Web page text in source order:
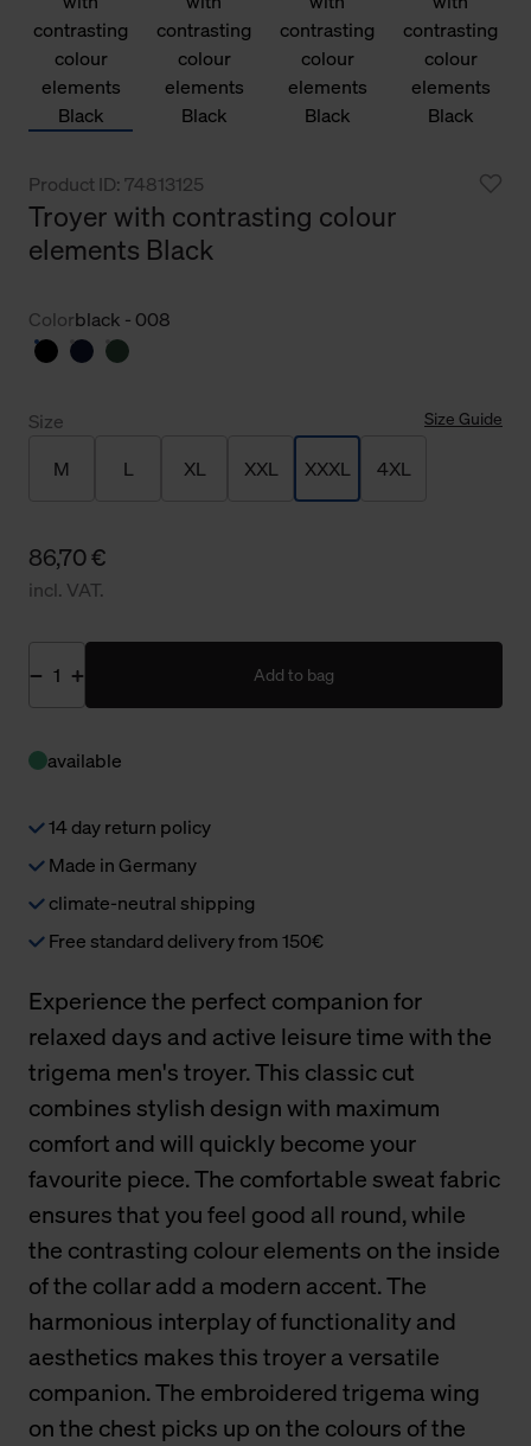
Product ID: 74813125
Troyer with contrasting colour
elements Black
Colorblack - 008
Size Size Guide
M L XL XXL XXXL 4XL
86,70 €
incl. VAT.
Add to bag
available
14 day return policy
Made in Germany
climate-neutral shipping
Free standard delivery from 150€
Experience the perfect companion for
relaxed days and active leisure time with the
trigema men's troyer. This classic cut
combines stylish design with maximum
comfort and will quickly become your
favourite piece. The comfortable sweat fabric
ensures that you feel good all round, while
the contrasting colour elements on the inside
of the collar add a modern accent. The
harmonious interplay of functionality and
aesthetics makes this troyer a versatile
companion. The embroidered trigema wing
on the chest picks up on the colours of the